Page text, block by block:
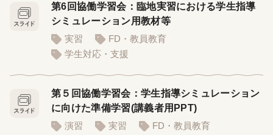
第6回協働学習会：臨地実習における学生指導
シミュレーション用教材等
実習
FD・教員教育
学生対応・支援
第５回協働学習会：学生指導シミュレーション
に向けた準備学習(講義者用PPT)
演習
実習 FD・教員教育